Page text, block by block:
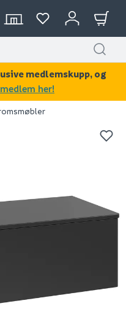
INTERESSE?
medlemskupp, og
her!